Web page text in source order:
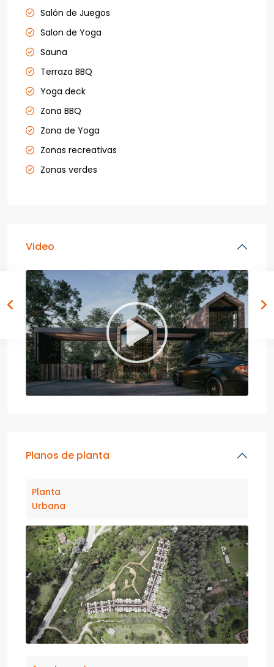
Salón de Juegos
Salon de Yoga
Sauna
Terraza BBQ
Yoga deck
Zona BBQ
Zona de Yoga
Zonas recreativas
Zonas verdes
Video
Planos de planta
Planta
Urbana